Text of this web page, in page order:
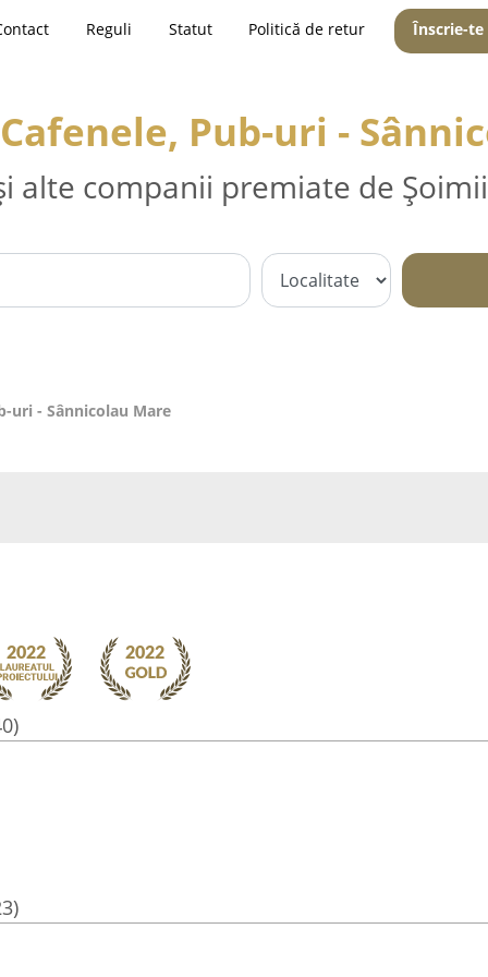
Reguli Statut Politică de retur Înscrie-te
Pub-uri -
alte companii premiate de
uri - Sânnicolau Mare